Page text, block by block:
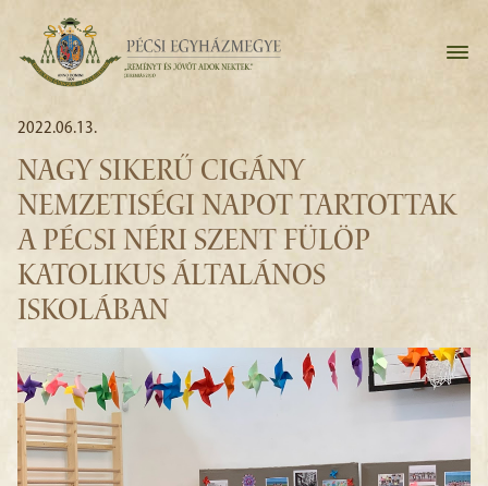
2022.06.13.
NAGY SIKERŰ CIGÁNY
NEMZETISÉGI NAPOT TARTOTTAK
A PÉCSI NÉRI SZENT FÜLÖP
KATOLIKUS ÁLTALÁNOS
ISKOLÁBAN